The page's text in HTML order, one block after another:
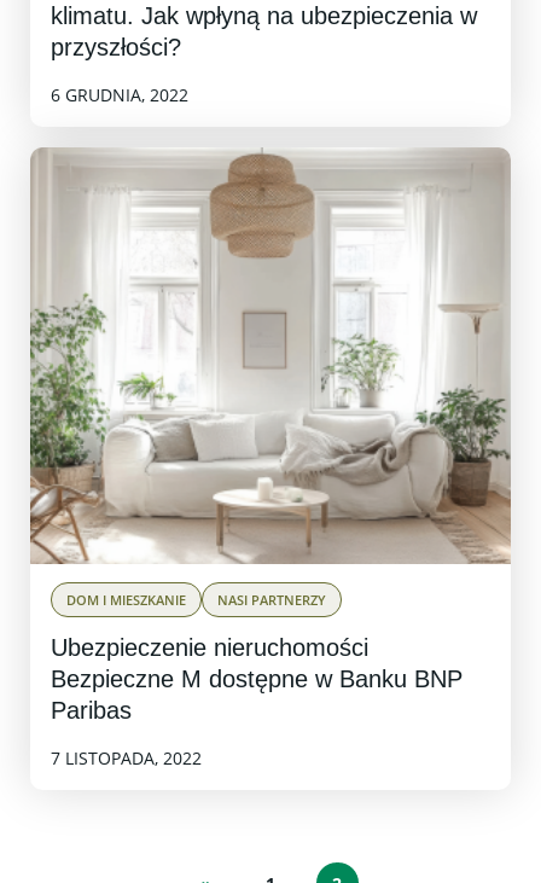
klimatu. Jak wpłyną na ubezpieczenia w
przyszłości?
6 GRUDNIA, 2022
DOM I MIESZKANIE NASI PARTNERZY
Ubezpieczenie nieruchomości
Bezpieczne M dostępne w Banku BNP
Paribas
7 LISTOPADA, 2022